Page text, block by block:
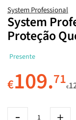
System Professional
System
Proteção
Presente
€109.71€